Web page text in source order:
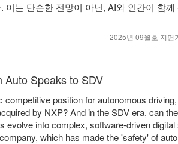
는 단순한 전망이 아닌, AI와 인간이 함께
2025년 09월호 지면
Auto Speaks to SDV
position for autonomous
by NXP? And in the SDV era, can
evolve into complex, software-driven digital
which has made the 'safety' of